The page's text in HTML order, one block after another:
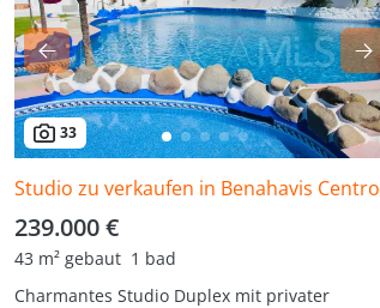
33
Studio zu verkaufen in Benahavis Centro
239.000 €
43 m² gebaut 1 bad
Charmantes Studio Duplex mit privater